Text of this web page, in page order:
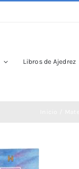
Libros de Ajedrez